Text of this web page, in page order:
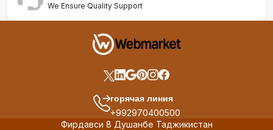
We Ensure Quality Support
горячая линия
+992970400500
Фирдавси 8 Душанбе Таджикистан